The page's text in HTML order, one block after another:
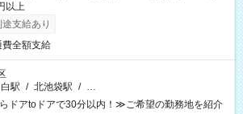
以上
支給あり
費全額支給
駅 / 北池袋駅 / …
ドアtoドアで30分以内！≫ご希望の勤務地を紹介